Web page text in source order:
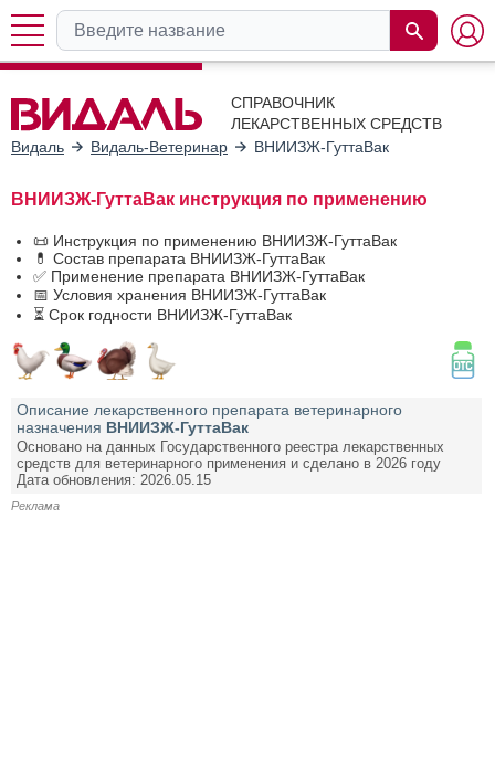
СПРАВОЧНИК
ЛЕКАРСТВЕННЫХ СРЕДСТВ
Видаль
Видаль-Ветеринар ВНИИЗЖ-ГуттаВак
ВНИИЗЖ-ГуттаВак инструкция по применению
📜 Инструкция по применению ВНИИЗЖ-ГуттаВак
💊 Состав препарата ВНИИЗЖ-ГуттаВак
✅ Применение препарата ВНИИЗЖ-ГуттаВак
📅 Условия хранения ВНИИЗЖ-ГуттаВак
⏳ Срок годности ВНИИЗЖ-ГуттаВак
Описание лекарственного препарата ветеринарного
назначения ВНИИЗЖ-ГуттаВак
Основано на данных Государственного реестра лекарственных
средств для ветеринарного применения и сделано в 2026 году
Дата обновления: 2026.05.15
Реклама